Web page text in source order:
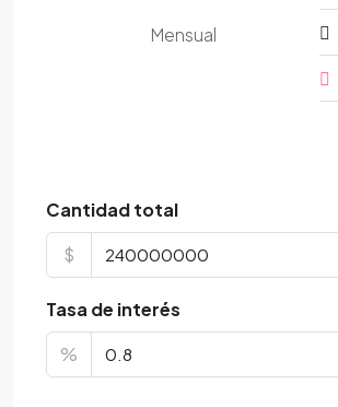
Mensual
Cantidad total
$
Tasa de interés
%